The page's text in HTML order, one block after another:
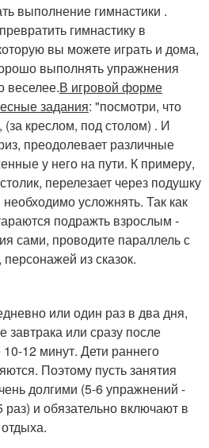
выполнение гимнастики .
гимнастику в
вы можете играть и дома,
выполнять упражнения
веселее.В игровой форме
задания: "посмотри, что
(за креслом, под столом) . И
преодолевает различные
у него на пути. К примеру,
перелезает через подушку
усложнять. Так как
подражть взрослым -
сами, проводите параллель с
из сказок.
или один раз в два дня,
завтрака или сразу после
12 минут. Дети раннего
Поэтому пусть занятия
долгими (5-6 упражнений -
раз) и обязательно включают в